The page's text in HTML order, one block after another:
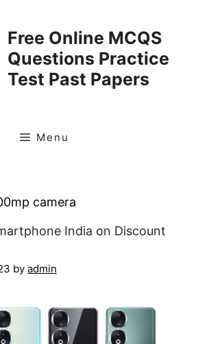
Free Online MCQS
Questions Practice
Test Past Papers
Menu
camera
India on Discount
by admin